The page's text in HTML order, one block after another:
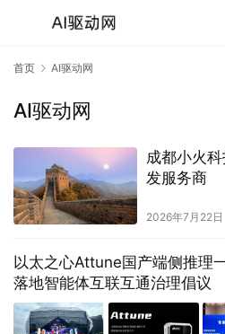
首页 AI驱动网
AI驱动网
成都小火
发服务商
2026年7月22日
以太之心Attune国产端侧推理
落地智能体互联互通治理倡议